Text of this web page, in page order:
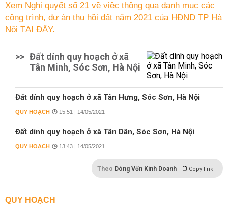
Xem Nghị quyết số 21 về việc thông qua danh mục các
công trình, dự án thu hồi đất năm 2021 của HĐND TP Hà
Nội TẠI ĐÂY.
>> Đất dính quy hoạch ở xã
Tân Minh, Sóc Sơn, Hà Nội
Đất dính quy hoạch ở xã Tân Hưng, Sóc Sơn, Hà Nội
QUY HOẠCH 15:51 | 14/05/2021
Đất dính quy hoạch ở xã Tân Dân, Sóc Sơn, Hà Nội
QUY HOẠCH 13:43 | 14/05/2021
Theo Dòng Vốn Kinh Doanh Copy link
QUY HOẠCH